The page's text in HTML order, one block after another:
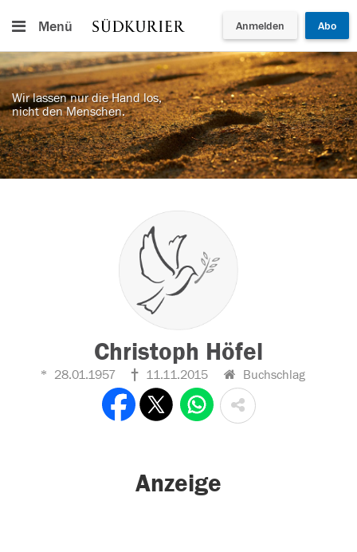
Menü Anmelden Abo
Wir lassen nur die Hand los,
nicht den Menschen.
Christoph Höfel
28.01.1957 11.11.2015 Buchschlag
Anzeige